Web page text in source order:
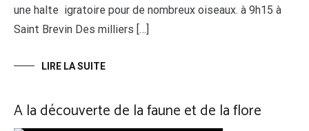
une halte igratoire pour de nombreux oiseaux. à 9h15 à
Saint Brevin Des milliers […]
LIRE LA SUITE
A la découverte de la faune et de la flore